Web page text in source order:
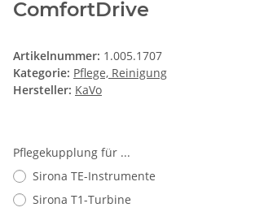
ComfortDrive
Artikelnummer: 1.005.1707
Kategorie: Pflege, Reinigung
Hersteller: KaVo
Pflegekupplung für ...
Sirona TE-Instrumente
Sirona T1-Turbine